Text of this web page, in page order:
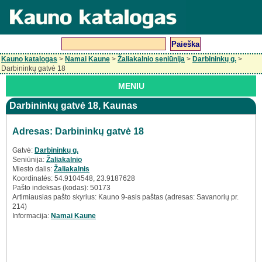
Kauno katalogas > Namai Kaune > Žaliakalnio seniūnija > Darbininkų g. >
Darbininkų gatvė 18
MENIU
Darbininkų gatvė 18, Kaunas
Adresas: Darbininkų gatvė 18
Gatvė: Darbininkų g.
Seniūnija: Žaliakalnio
Miesto dalis: Žaliakalnis
Koordinatės: 54.9104548, 23.9187628
Pašto indeksas (kodas): 50173
Artimiausias pašto skyrius: Kauno 9-asis paštas (adresas: Savanorių pr.
214)
Informacija: Namai Kaune